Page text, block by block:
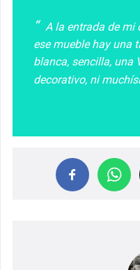
A la entrada de mi
ese mueble hay una
blanca, sencilla, una
decorativo, ni